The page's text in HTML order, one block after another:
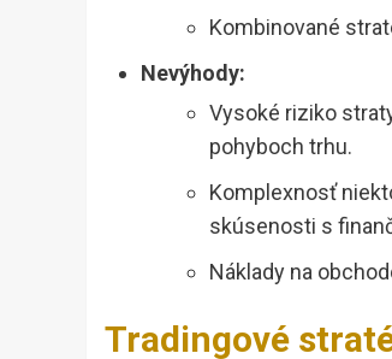
Kombinované
Nevýhody:
Vysoké riziko
pohyboch trhu.
Komplexnosť
skúsenosti s
Náklady na
Tradingové